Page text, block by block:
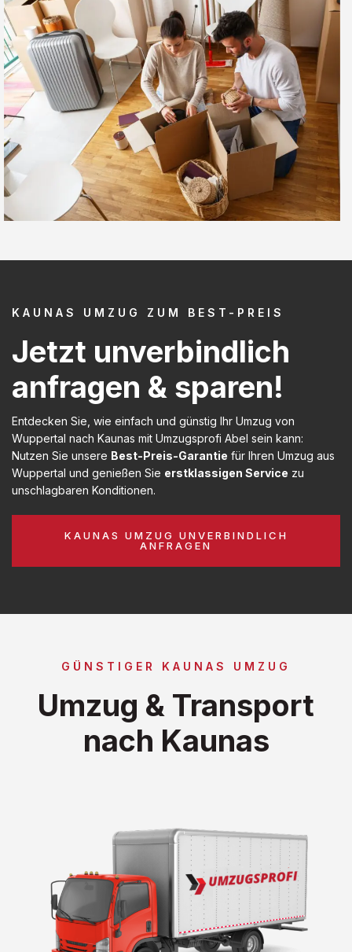
KAUNAS UMZUG ZUM BEST-PREIS
Jetzt unverbindlich
anfragen & sparen!
Entdecken Sie, wie einfach und günstig Ihr Umzug von
Wuppertal nach Kaunas mit Umzugsprofi Abel sein kann:
Nutzen Sie unsere Best-Preis-Garantie für Ihren Umzug aus
Wuppertal und genießen Sie erstklassigen Service zu
unschlagbaren Konditionen.
KAUNAS UMZUG UNVERBINDLICH
ANFRAGEN
GÜNSTIGER KAUNAS UMZUG
Umzug & Transport
nach Kaunas